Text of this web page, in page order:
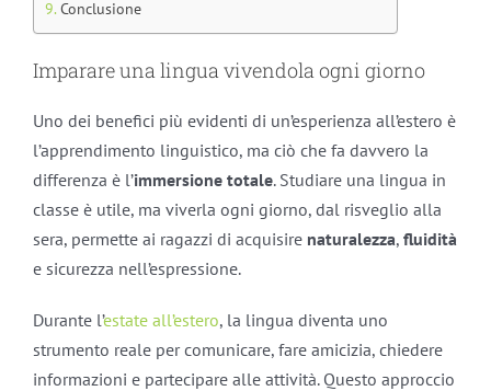
Conclusione
Imparare una lingua vivendola ogni giorno
Uno dei benefici più evidenti di un’esperienza all’estero è
l’apprendimento linguistico, ma ciò che fa davvero la
differenza è l’immersione totale. Studiare una lingua in
classe è utile, ma viverla ogni giorno, dal risveglio alla
sera, permette ai ragazzi di acquisire naturalezza, fluidità
e sicurezza nell’espressione.
Durante l’estate all’estero, la lingua diventa uno
strumento reale per comunicare, fare amicizia, chiedere
informazioni e partecipare alle attività. Questo approccio